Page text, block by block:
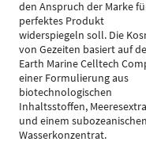
den Anspruch der Marke
perfektes Produkt
widerspiegeln soll. Die
von Gezeiten basiert auf
Earth Marine Celltech
einer Formulierung aus
biotechnologischen
Inhaltsstoffen,
und einem subozeanischen
Wasserkonzentrat.